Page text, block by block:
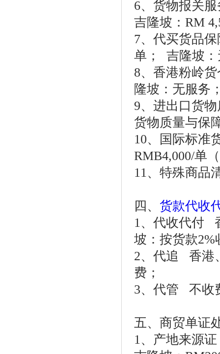
6、货物报关
吉隆坡：RM
7、代买货品
单； 吉隆坡：
8、香港粉岭
隆坡：无服务
9、进出口货
货物质量与保
10、国际标准
RMB4,000/单
11、特殊商品
四、 货款代收
1、代收代付
坡：按货款2%
2、代追 香港
费；
3、代管 不收
五、商贸单证
1、产地来源